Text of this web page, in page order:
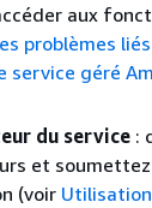
aux
problèmes
service géré
du service :
et
(voir